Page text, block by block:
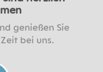
genießen Sie
bei uns.